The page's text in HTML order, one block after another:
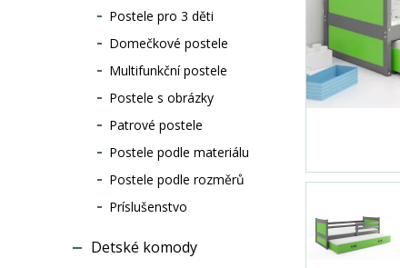
Postele pro 3 děti
Domečkové postele
Multifunkční postele
Postele s obrázky
Patrové postele
Postele podle materiálu
Postele podle rozměrů
Príslušenstvo
Detské komody